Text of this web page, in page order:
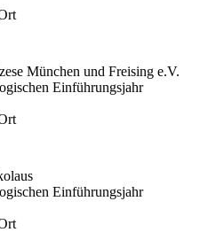
München und Freising e.V.
Einführungsjahr
Einführungsjahr